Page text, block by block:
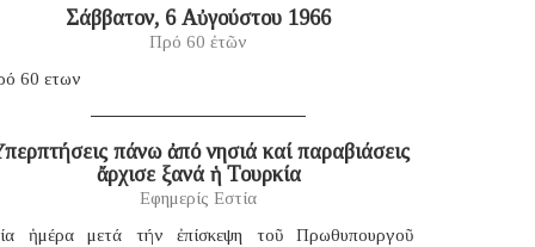
Σάββατον, 6 Αὐγούστου 1966
Πρό 60 ἐτῶν
60 ετων
πάνω ἀπό νησιά καί παραβιάσεις
ἄρχισε ξανά ἡ Τουρκία
Εφημερίς Εστία
ἡμέρα μετά τήν ἐπίσκεψη τοῦ Πρωθυπουργοῦ